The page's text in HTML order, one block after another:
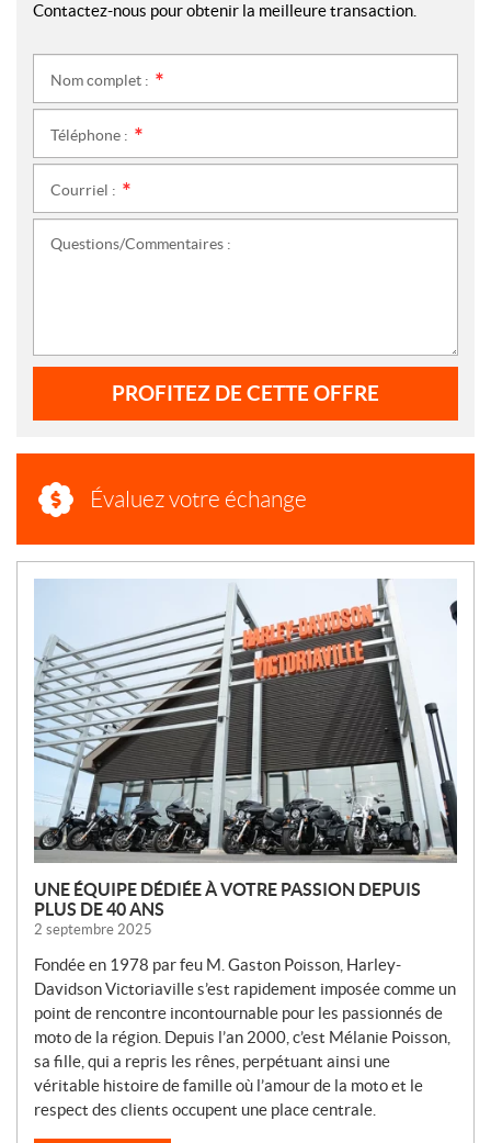
Contactez-nous pour obtenir la meilleure transaction.
Nom complet :
Téléphone :
Courriel :
Questions/Commentaires :
PROFITEZ DE CETTE OFFRE
Évaluez votre échange
U
V
E
L
L
E
UNE ÉQUIPE DÉDIÉE À VOTRE PASSION DEPUIS
PLUS DE 40 ANS
2 septembre 2025
Fondée en 1978 par feu M. Gaston Poisson, Harley-
Davidson Victoriaville s’est rapidement imposée comme un
point de rencontre incontournable pour les passionnés de
moto de la région. Depuis l’an 2000, c’est Mélanie Poisson,
sa fille, qui a repris les rênes, perpétuant ainsi une
véritable histoire de famille où l’amour de la moto et le
respect des clients occupent une place centrale.